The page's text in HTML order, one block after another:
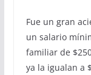
Fue un gran
un salario
familiar de
ya la igualan a